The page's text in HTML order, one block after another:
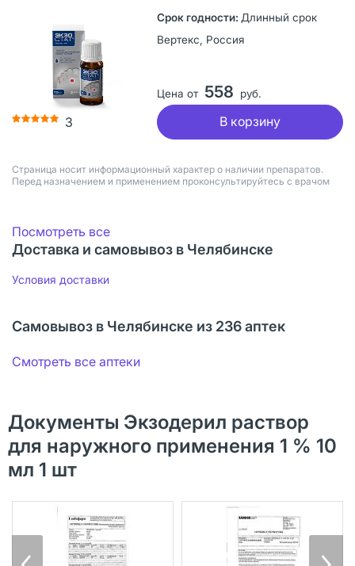
3
Длинный срок
Вертекс, Россия
Цена от 558 руб.
В корзину
Страница носит информационный характер о наличии препаратов.
Перед назначением и применением проконсультируйтесь с врачом
Посмотреть все
Доставка и самовывоз в Челябинске
Условия доставки
Самовывоз в Челябинске из 236 аптек
Смотреть все аптеки
Документы Экзодерил раствор
для наружного применения 1 % 10
мл 1 шт